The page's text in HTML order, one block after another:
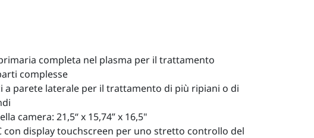
completa nel plasma per il trattamento
complesse
a parete laterale per il trattamento di più ripiani o di
camera: 21,5“ x 15,74” x 16,5"
con display touchscreen per uno stretto controllo del